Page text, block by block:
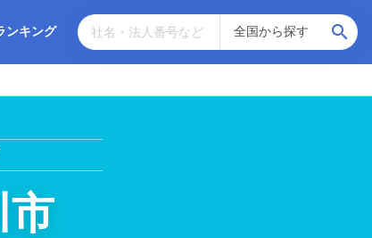
ンキング
市